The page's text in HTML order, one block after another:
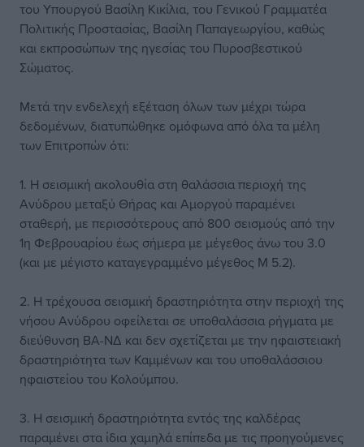
του Υπουργού Βασίλη Κικίλια, του Γενικού Γραμματέα
Πολιτικής Προστασίας, Βασίλη Παπαγεωργίου, καθώς
και εκπροσώπων της ηγεσίας του Πυροσβεστικού
Σώματος.
Μετά την ενδελεχή εξέταση όλων των μέχρι τώρα
δεδομένων, διατυπώθηκε ομόφωνα από όλα τα μέλη
των Επιτροπών ότι:
1. Η σεισμική ακολουθία στη θαλάσσια περιοχή της
Ανύδρου μεταξύ Θήρας και Αμοργού παραμένει
σταθερή, με περισσότερους από 800 σεισμούς από την
1η Φεβρουαρίου έως σήμερα με μέγεθος άνω του 3.0
(και με μέγιστο καταγεγραμμένο μέγεθος Μ 5.2).
2. ⁠Η τρέχουσα σεισμική δραστηριότητα στην περιοχή της
νήσου Ανύδρου οφείλεται σε υποθαλάσσια ρήγματα με
διεύθυνση ΒΑ-ΝΔ και δεν σχετίζεται με την ηφαιστειακή
δραστηριότητα των Καμμένων και του υποθαλάσσιου
ηφαιστείου του Κολούμπου.
3. ⁠Η σεισμική δραστηριότητα εντός της καλδέρας
παραμένει στα ίδια χαμηλά επίπεδα με τις προηγούμενες